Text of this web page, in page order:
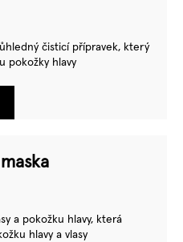
čisticí přípravek, který
pokožky hlavy
a pokožku hlavy, která
hlavy a vlasy